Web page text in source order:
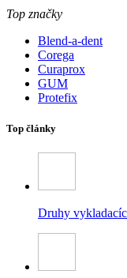
Top značky
Blend-a-dent
Corega
Curaprox
GUM
Protefix
Top články
Druhy